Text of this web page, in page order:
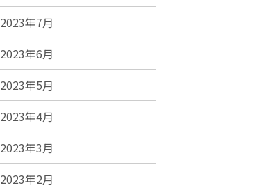
2023年7月
2023年6月
2023年5月
2023年4月
2023年3月
2023年2月